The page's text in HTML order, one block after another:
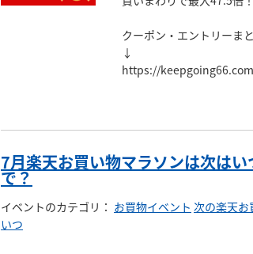
クーポン・エントリーま
↓
https://
7月楽天お買い物マラソンは次はい
で？
イベントのカテゴリ ： お買物イベント 次の楽天お
いつ